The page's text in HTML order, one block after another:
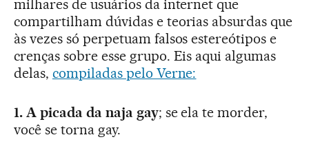
milhares de usuários da internet que
compartilham dúvidas e teorias absurdas que
às vezes só perpetuam falsos estereótipos e
crenças sobre esse grupo. Eis aqui algumas
delas, compiladas pelo Verne:
1. A picada da naja gay; se ela te morder,
você se torna gay.